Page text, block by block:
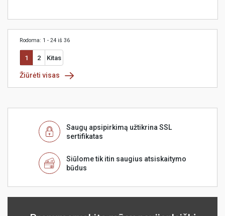
Rodoma: 1 - 24 iš 36
1 2 Kitas
Žiūrėti visas
Saugų apsipirkimą užtikrina SSL
sertifikatas
Siūlome tik itin saugius atsiskaitymo
būdus